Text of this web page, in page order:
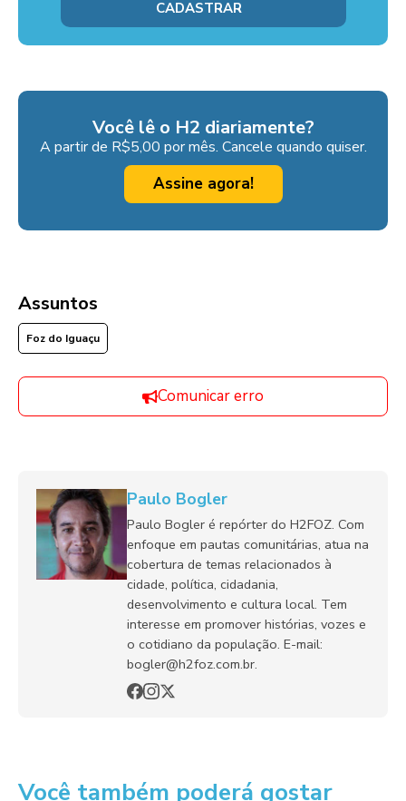
Você lê o H2 diariamente?
A partir de R$5,00 por mês. Cancele quando quiser.
Assine agora!
Assuntos
Foz do Iguaçu
Comunicar erro
Paulo Bogler
Paulo Bogler é repórter do H2FOZ. Com
enfoque em pautas comunitárias, atua na
cobertura de temas relacionados à
cidade, política, cidadania,
desenvolvimento e cultura local. Tem
interesse em promover histórias, vozes e
o cotidiano da população. E-mail:
bogler@h2foz.com.br.
Você também poderá gostar